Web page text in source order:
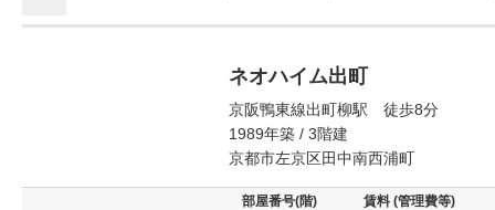
ネオハイム出町
京阪鴨東線出町柳駅 徒歩8分
1989年築 / 3階建
京都市左京区田中南西浦町
部屋番号(階) 賃料 (管理費等)